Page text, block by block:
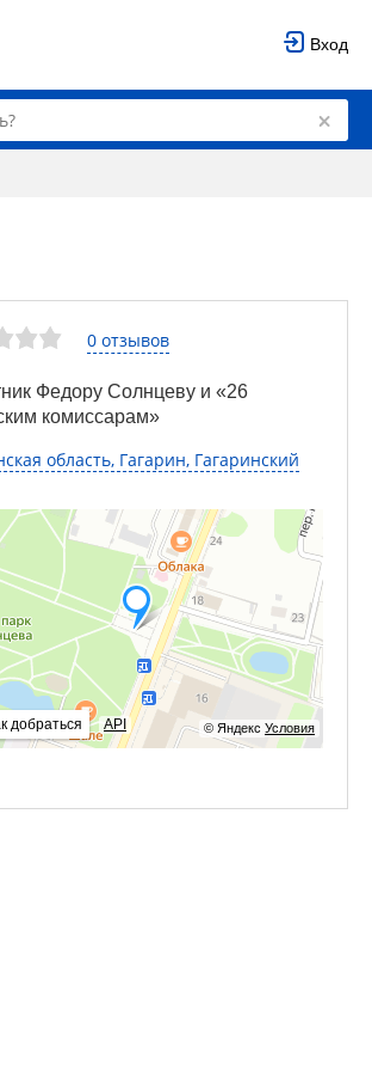
Вход
0 отзывов
Федору Солнцеву и «26
комиссарам»
область, Гагарин, Гагаринский
© Яндекс Условия
добраться API